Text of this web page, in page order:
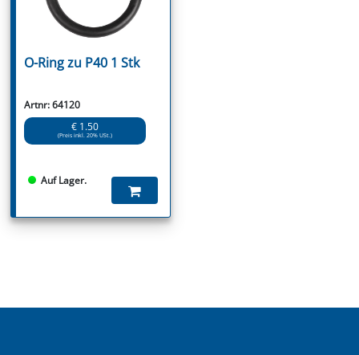
O-Ring zu P40 1 Stk
Artnr: 64120
€ 1.50
(Preis inkl. 20% USt.)
Auf Lager.